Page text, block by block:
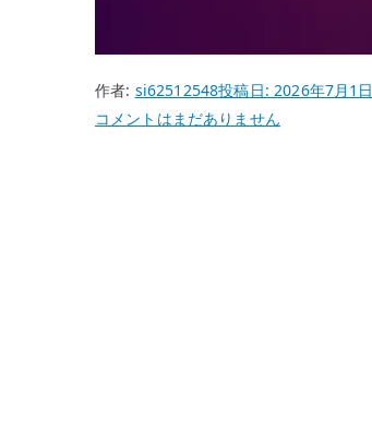
作者: si62512548投稿日:2026年7月1日
Ubuntu
コメントはまだありません